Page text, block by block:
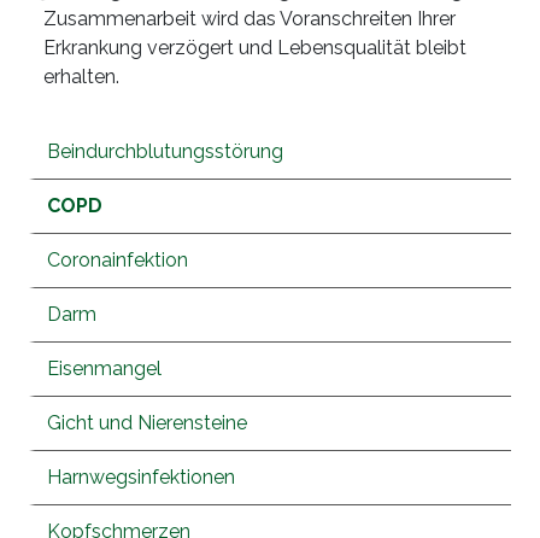
Beindurchblutungsstörung
COPD
Coronainfektion
Darm
Eisenmangel
Gicht und Nierensteine
Harnwegsinfektionen
Kopfschmerzen
Zusammenarbeit wird das Voranschreiten Ihrer
Erkrankung verzögert und Lebensqualität bleibt
erhalten.